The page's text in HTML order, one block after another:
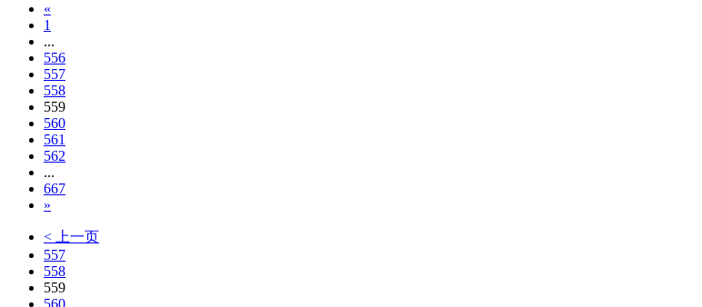
«
1
...
556
557
558
559
560
561
562
...
667
»
< 上一页
557
558
559
560